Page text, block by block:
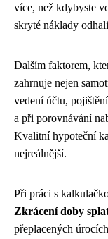
více, než kdybyste
skryté náklady
Dalším faktorem,
zahrnuje nejen
vedení účtu,
a při porovnávání
Kvalitní hypoteční
nejreálnější.
Při práci s
Zkrácení doby
přeplacených